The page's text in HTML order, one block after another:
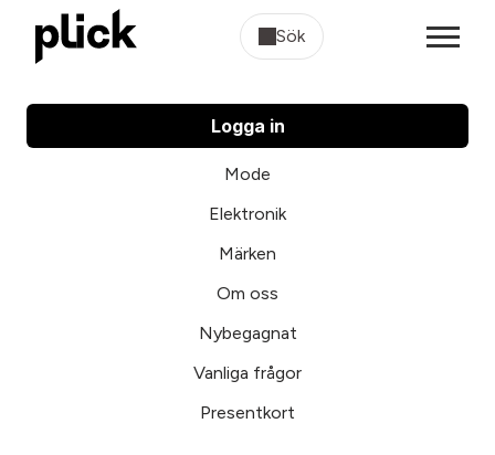
Sök
Logga in
Mode
Elektronik
Märken
Om oss
Nybegagnat
Vanliga frågor
Presentkort